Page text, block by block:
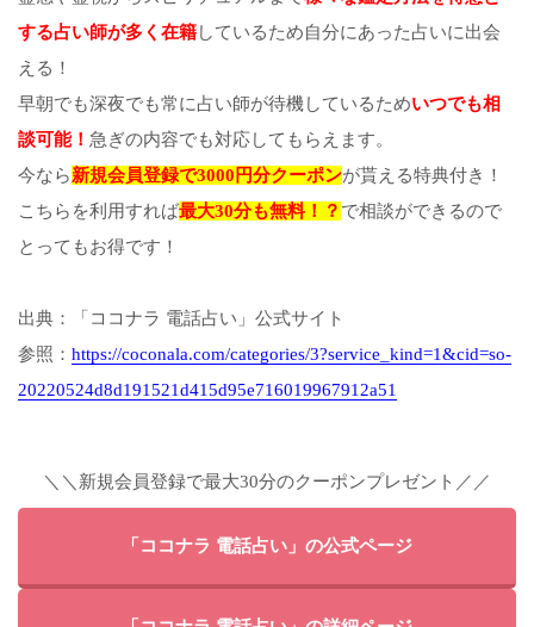
する占い師が多く在籍しているため自分にあった占いに出会
える！
早朝でも深夜でも常に占い師が待機しているためいつでも相
談可能！ 急ぎの内容でも対応してもらえます。
今なら新規会員登録で3000円分クーポンが貰える特典付き！
こちらを利用すれば最大30分も無料！？ で相談ができるので
とってもお得です！
出典：「ココナラ 電話占い」公式サイト
参照： https://coconala.com/categories/3?service_kind=1&cid=so-
20220524d8d191521d415d95e716019967912a51
＼＼新規会員登録で最大30分のクーポンプレゼント／／
「ココナラ 電話占い」の公式ページ